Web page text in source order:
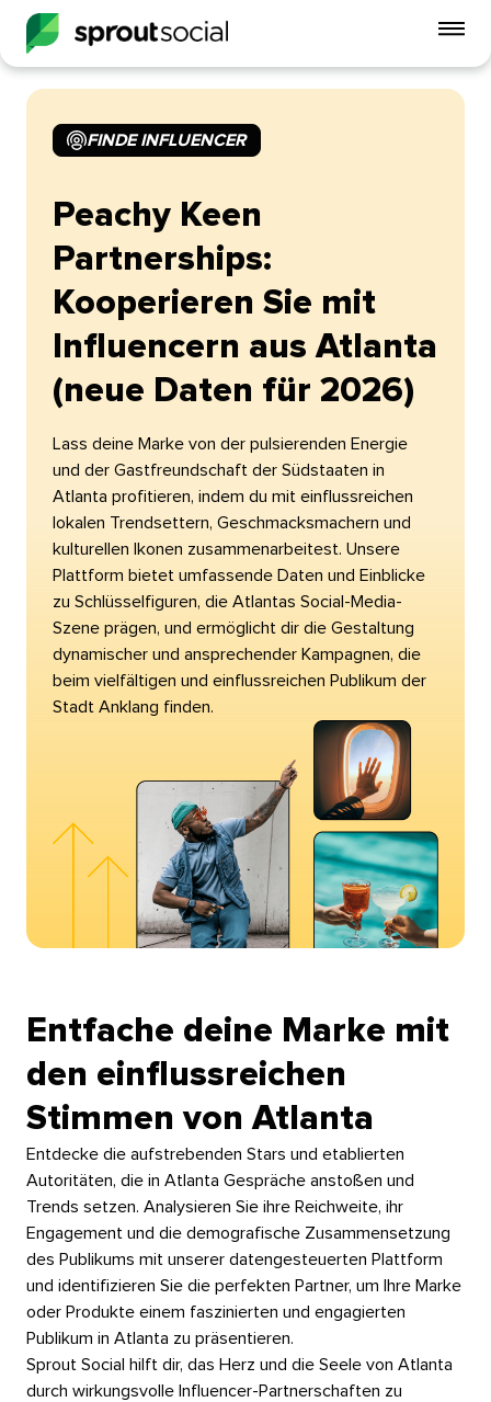
FINDE INFLUENCER​​
Peachy Keen
Partnerships:
Kooperieren Sie mit
Influencern aus Atlanta
(neue Daten für 2026)​​
Lass deine Marke von der pulsierenden Energie
und der Gastfreundschaft der Südstaaten in
Atlanta profitieren, indem du mit einflussreichen
lokalen Trendsettern, Geschmacksmachern und
kulturellen Ikonen zusammenarbeitest. Unsere
Plattform bietet umfassende Daten und Einblicke
zu Schlüsselfiguren, die Atlantas Social-Media-
Szene prägen, und ermöglicht dir die Gestaltung
dynamischer und ansprechender Kampagnen, die
beim vielfältigen und einflussreichen Publikum der
Stadt Anklang finden.​​
Entfache deine Marke mit
den einflussreichen
Stimmen von Atlanta​​
Entdecke die aufstrebenden Stars und etablierten
Autoritäten, die in Atlanta Gespräche anstoßen und
Trends setzen. Analysieren Sie ihre Reichweite, ihr
Engagement und die demografische Zusammensetzung
des Publikums mit unserer datengesteuerten Plattform
und identifizieren Sie die perfekten Partner, um Ihre Marke
oder Produkte einem faszinierten und engagierten
Publikum in Atlanta zu präsentieren.​​
Sprout Social hilft dir, das Herz und die Seele von Atlanta
durch wirkungsvolle Influencer-Partnerschaften zu